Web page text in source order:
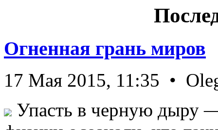
Огненная грань миров
17 Мая 2015, 11:35 •
Упасть в черную дыру